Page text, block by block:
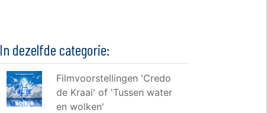
In dezelfde categorie:
Filmvoorstellingen 'Credo
de Kraai' of 'Tussen water
en wolken'